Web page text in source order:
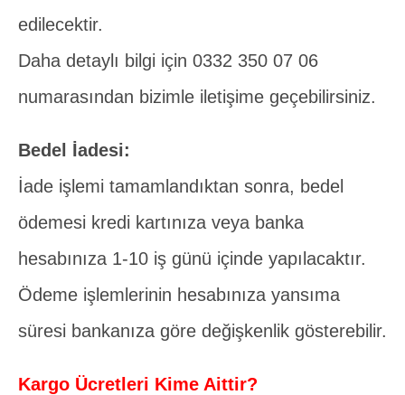
edilecektir.
Daha detaylı bilgi için 0332 350 07 06
numarasından bizimle iletişime geçebilirsiniz.
Bedel İadesi:
İade işlemi tamamlandıktan sonra, bedel
ödemesi kredi kartınıza veya banka
hesabınıza 1-10 iş günü içinde yapılacaktır.
Ödeme işlemlerinin hesabınıza yansıma
süresi bankanıza göre değişkenlik gösterebilir.
Kargo Ücretleri Kime Aittir?